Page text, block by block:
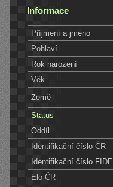
Informace
Příjmení a jméno
Pohlaví
Rok narození
Věk
Země
Status
Oddíl
Identifikační číslo ČR
Identifikační číslo FIDE
Elo ČR